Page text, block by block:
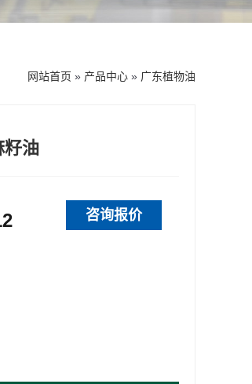
网站首页 » 产品中心 » 广东植物油
籽油
咨询报价